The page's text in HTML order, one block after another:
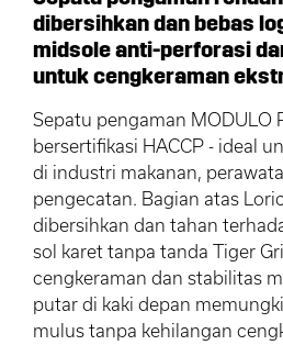
dibersihkan dan bebas
midsole anti-perforasi
untuk cengkeraman
Sepatu pengaman MODULO
bersertifikasi HACCP - ideal
di industri makanan,
pengecatan. Bagian atas
dibersihkan dan tahan
sol karet tanpa tanda Tiger
cengkeraman dan stabilitas
putar di kaki depan
mulus tanpa kehilangan